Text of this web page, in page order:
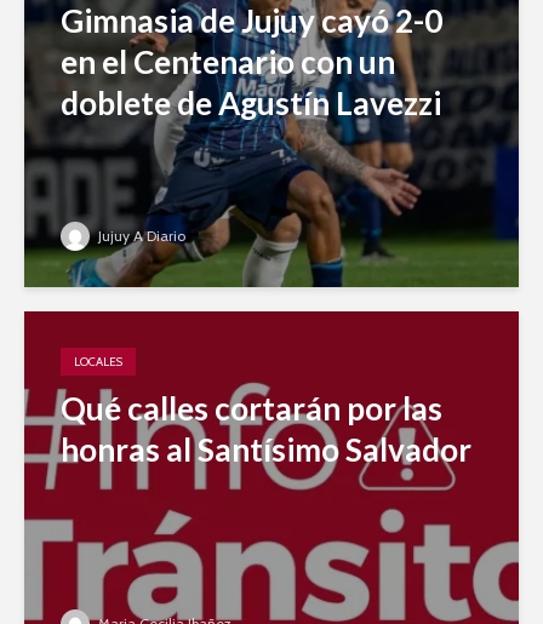
Gimnasia de Jujuy cayó 2-0
en el Centenario con un
doblete de Agustín Lavezzi
Jujuy A Diario
LOCALES
Qué calles cortarán por las
honras al Santísimo Salvador